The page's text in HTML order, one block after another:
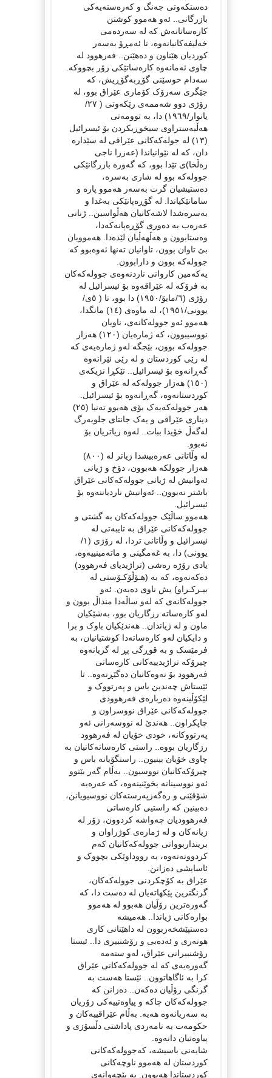
دەستکەوتی جەنگ و کەرەستەیەکی
بازرگانی.. ئەو هەموو کوشتن
کارەساتانەش کە لە سەردەمی
خەلیفەکانیانەوە، تا ئەمڕۆ بەسەر
کوردیان هێناون و دەهێنن.. فەرهوود لە
چاوی ئەمانەوە کارەساتێکی زۆر بچووکە.
سەدام حوسێنی گۆڕبەگۆڕیش، کە
جێگری سەرۆک کۆماری عێراق بوو، لە
رۆژی دوو شەممەی رێکەوتی ( ٢٧/
یانوار/١٩٦٩) دا، بە توومەتی
هەڵبەستراوی سیخوڕیکردن بۆ ئیسرائیل
(١٣) لە جولەکەکانی عێراقی لە سێدارە
دان، كە لە نێوانیاندا (عه‌زرا ناجی
زەڵخا)ی تێدا بوو، کە گەورە بازرگانێکی
جوولەکە بوو لە شاری بەسرە،
دەستیشیان گرت بەسەر هەموو پارە و
سامانێکیاندا. لە گۆڕەپانێکی بەغدا و
بەسرەشدا لاشەکانیان هەڵواسین.. ژنانی
عەرەب بە دەوری گۆڕەپانەکەدا،
وەستابوون و هەڵهەڵیان لێدەدا. هەموویان
بێ تاوان بوون، تاوانیان تەنها ئەوەبوو کە
جوولەکە بوون و دارابوون.
یەکەمین کاروانی ناردنەوەی جوولەکەکان
بە فرۆکە لە عێراقەوە بۆ ئیسرائیل لە
رۆژی (٦/مایۆ/١٩٥٠) دا بوو، تا ( ٥ی/
یوونی/١٩٥١)، لە ماوەی (١٤) مانگدا،
هەموو ئەو جوولەکانەی، ناویان
نووسیبوون، کە ژمارەیان (١٢٠) هەزار
جوولەکە بوون، بێجگە لەو ژمارەیەی کە
لە رێی کوردستان و لە رێی ئێرانەوە
گەڕانەوە بۆ ئیسرائیل.. تێکڕا نزیکەی
(١٥٠) هەزار جوولەکە لە عێراق و
کوردستانەوە، گەڕانەوە بۆ ئیسرائیل.
هەر جوولەکەیەک بۆی هەبوو تەنیا (٢٥)
دیناری عێراقی و یەک جانتای جلوبەرگ
لەگەڵ خۆیدا ببات.. لەوە زیاتریان بۆ
نەبوو.
لە وڵاتانی عەرەبیشدا زیاتر لە (٨٠٠)
هەزار جوولکە هەبوون، دۆخ و ژیانی
ئەوانیش لە ژیانی جوولەکەکانی عێراق
باشتر نەبوون.. ئەوانیش ناردیاننەوە بۆ
ئیسرائیل.
هەموو ساڵێک جوولەکەکان بە گشتی و
جوولەکەکانی عێراق بە تایبەتی لە
ئیسرائیل و وڵاتانی تردا، لە رۆژی (١/
یوونی) دا، بە غەمگینی و ماتەمینییەوە،
یادی رۆژە رەشی (تراژیدیای فەرهوود)
دەکەنەوە، کە بە (هـۆڵۆکـۆستی لە
بیـرکـراو) یش ناوی دەبەن. ئەو
جوولەکانەی کە لەو ساڵەدا منداڵ بوون و
لەو کارەساتە رزگاریان بوو، بەشێکیان
ماون و لە ژیاندان.. هەندێکیان باوک و برا
و دایکیان لەو کارەساتەدا کوشتیانیان، بە
فرمێسک و بە قوڕگی پڕ لە گریانەوە
چیرۆکە تراژیدییەکانی کارەساتی
فەرهوود بۆ نەوەکانیان دەگێڕنەوە.. تا
ئێستاش چەندین باس و پەرتووک و
لێکۆڵینەوە دەربارەی فەرهوودی
جوولەکەکانی عێراق نووسراون و
چاپکراون.. هەندێ لە نووسەرانی ئەو
پەرتووکانە، خودی خۆیان لە فەرهوود
رزگاریان بووە.. راستی کارەساتەکانیان بە
چاوی خۆیان بینیون.. راستگۆیانە باس و
چیرۆکەکانیان نووسیون.. بەڵام گەر بێتوو
ئەو نووسینانە بخوێنینەوە، کە عەرەبە
شۆڤێنی و رەگەزپەرستەکان نووسیویانن،
دەبینین کە راستیی کارەساتی
فەرهوودیان چەواشە کردوون، زۆر لە
زیانەکان و لە ژمارەی کوژراوان و
برینداربووانی جوولەکەکانیان کەم
کردوونەتەوە، بە رووداوێکی بچووک و
ئاسایشی دەزانن.
عێراق بە کۆچکردنی جوولەکەکان،
گرنگترین پێکهاتەیان لە دەست دا، کە
گەورەترین رۆڵیان هەبوو لە هەموو
بوارەکانی ژیاندا.. هەمیشە
دەستپێشخەربوون لە داهێنانی کاری
هونەری و ئەدەبی و رۆشنبیری دا.. ئیستا
رۆشنبیرانی عێراق، لەو ستەمە
گەورەیەی کە لە جوولەکەکانی عێراق
کرا بە ئاگاهاتوون.. ئێستا هەست بە
گرنگی رۆڵیان دەکەن.. دەزانن کە
جوولەکەکان چاکە و پیاوەتيیەکی زۆریان
بە سەریانەوە هەیە. بەڵام عێراقییەکان و
حکومەت بە نامەردی پاداشتی دڵسۆزی و
پیاوەتیان دانەوە.
شایەنی باسیشە، کەجوولەکەکانی
کوردستان لە هەموو ناوچەکانی
کوردستاندا هەبوون. بە پێچەوانەی